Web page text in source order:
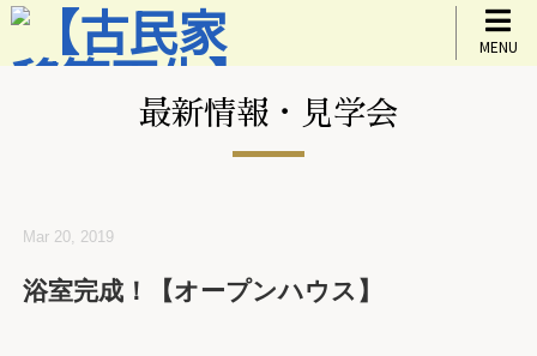
MENU
最新情報・見学会
Mar 20, 2019
浴室完成！【オープンハウス】